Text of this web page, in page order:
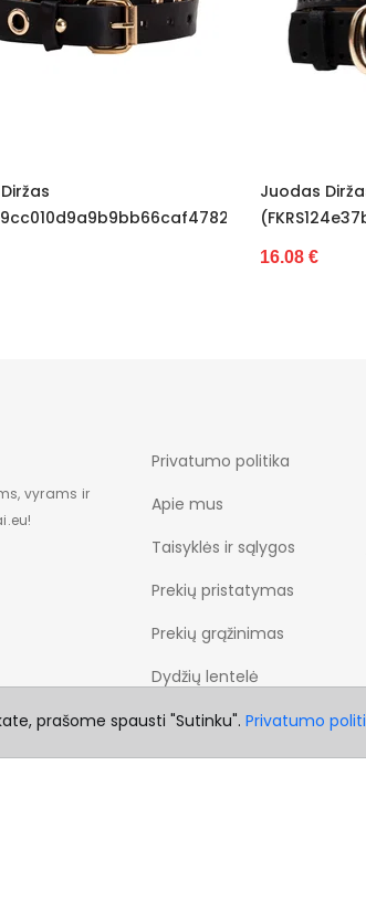
Juodas Diržas
vyrams ir
Privatumo politika
Apie mus
Taisyklės ir sąlygos
Prekių pristatymas
Prekių grąžinimas
Dydžių lentelė
prašome spausti "Sutinku". Privatumo